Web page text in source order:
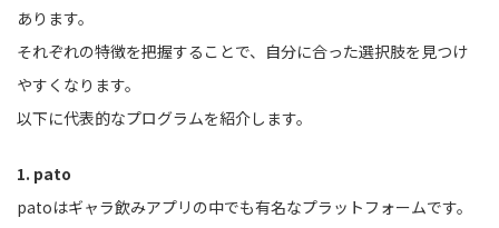
あります。
それぞれの特徴を把握することで、自分に合った選択肢を見つけ
やすくなります。
以下に代表的なプログラムを紹介します。
1. pato
patoはギャラ飲みアプリの中でも有名なプラットフォームです。